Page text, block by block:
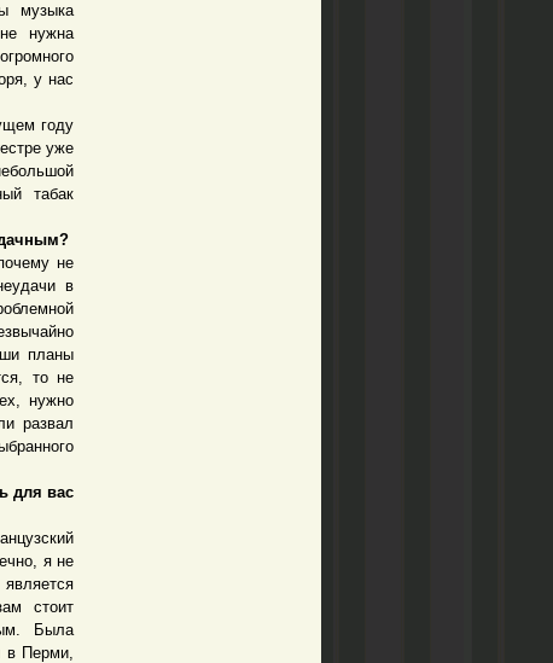
музыка
нужна
у нас
году
уже
табак
не
в
планы
то не
нужно
развал
для вас
я не
стоит
Была
в Перми,